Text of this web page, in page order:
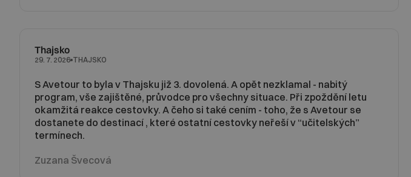
Thajsko
29. 7. 2026 THAJSKO
S Avetour to byla v Thajsku již 3. dovolená. A opět nezklamal - nabitý
program, vše zajištěné, průvodce pro všechny situace. Při zpoždění letu
okamžitá reakce cestovky. A čeho si také cením - toho, že s Avetour se
dostanete do destinací , které ostatní cestovky neřeší v “učitelských”
termínech.
Zuzana Švecová